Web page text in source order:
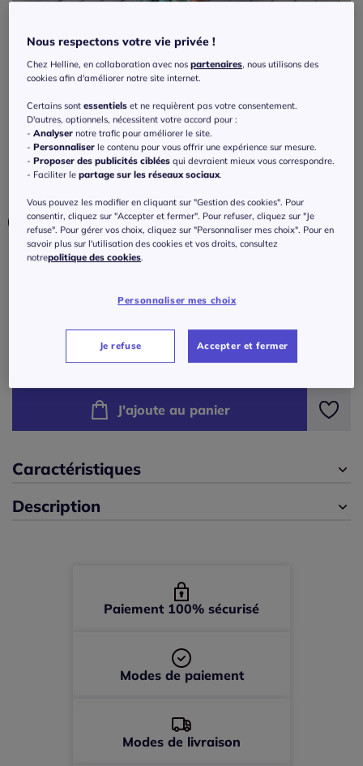
Exclu web
latérale imprimée
Réf : 215.860.005 4.6/ 5 avis
Taille :
En stock
épuisé
42 -En stock
44 -épuisé
à partir de 40€
J'ajoute au panier
Caractéristiques
Description
Paiement 100% sécurisé
Modes de paiement
Modes de livraison
Nous respectons votre vie privée !
Chez Helline, en collaboration avec nospartenaires, nous utilisons des
cookies afin d'améliorer notre site internet.
Certains sontessentiels et ne requièrent pas votre consentement.
D'autres, optionnels, nécessitent votre accord pour :
-Analyser notre trafic pour améliorer le site.
-Personnaliser le contenu pour vous offrir une expérience sur mesure.
-Proposer des publicités ciblées qui devraient mieux vous correspondre.
- Faciliter lepartage sur les réseaux sociaux.
Vous pouvez les modifier en cliquant sur "Gestion des cookies". Pour
consentir, cliquez sur "Accepter et fermer". Pour refuser, cliquez sur "Je
refuse". Pour gérer vos choix, cliquez sur "Personnaliser mes choix". Pour en
savoir plus sur l'utilisation des cookies et vos droits, consultez
notrepolitique des cookies.
Personnaliser mes choix
Je refuse Accepter et fermer